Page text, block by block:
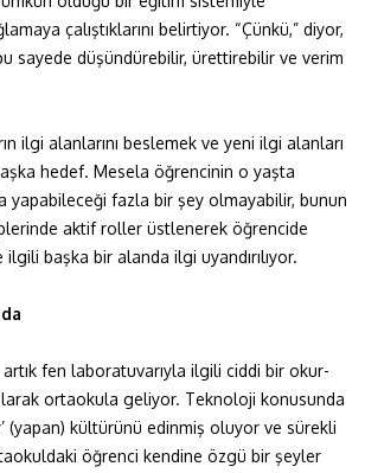
çalıştıklarını belirtiyor. “Çünkü,” diyor,
sayede düşündürebilir, ürettirebilir ve verim
ilgi alanlarını beslemek ve yeni ilgi alanları
hedef. Mesela öğrencinin o yaşta
yapabileceği fazla bir şey olmayabilir, bunun
aktif roller üstlenerek öğrencide
başka bir alanda ilgi uyandırılıyor.
artık fen laboratuvarıyla ilgili ciddi bir okur-
ortaokula geliyor. Teknoloji konusunda
(yapan) kültürünü edinmiş oluyor ve sürekli
öğrenci kendine özgü bir şeyler